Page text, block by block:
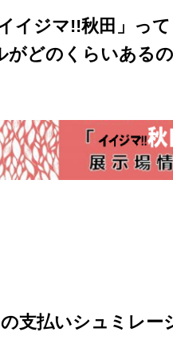
イジマ!!秋田」っ
がどのくらいある
支払いシュミレー